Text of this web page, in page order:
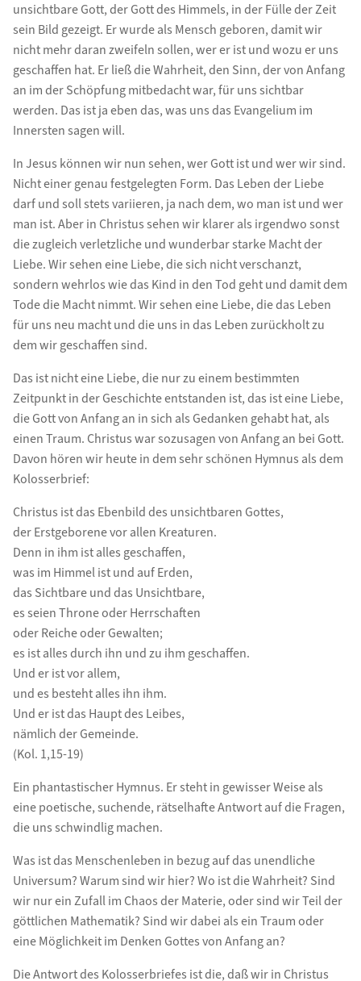
unsichtbare Gott, der Gott des Himmels, in der Fülle der Zeit
sein Bild gezeigt. Er wurde als Mensch geboren, damit wir
nicht mehr daran zweifeln sollen, wer er ist und wozu er uns
geschaffen hat. Er ließ die Wahrheit, den Sinn, der von Anfang
an im der Schöpfung mitbedacht war, für uns sichtbar
werden. Das ist ja eben das, was uns das Evangelium im
Innersten sagen will.
In Jesus können wir nun sehen, wer Gott ist und wer wir sind.
Nicht einer genau festgelegten Form. Das Leben der Liebe
darf und soll stets variieren, ja nach dem, wo man ist und wer
man ist. Aber in Christus sehen wir klarer als irgendwo sonst
die zugleich verletzliche und wunderbar starke Macht der
Liebe. Wir sehen eine Liebe, die sich nicht verschanzt,
sondern wehrlos wie das Kind in den Tod geht und damit dem
Tode die Macht nimmt. Wir sehen eine Liebe, die das Leben
für uns neu macht und die uns in das Leben zurückholt zu
dem wir geschaffen sind.
Das ist nicht eine Liebe, die nur zu einem bestimmten
Zeitpunkt in der Geschichte entstanden ist, das ist eine Liebe,
die Gott von Anfang an in sich als Gedanken gehabt hat, als
einen Traum. Christus war sozusagen von Anfang an bei Gott.
Davon hören wir heute in dem sehr schönen Hymnus als dem
Kolosserbrief:
Christus ist das Ebenbild des unsichtbaren Gottes,
der Erstgeborene vor allen Kreaturen.
Denn in ihm ist alles geschaffen,
was im Himmel ist und auf Erden,
das Sichtbare und das Unsichtbare,
es seien Throne oder Herrschaften
oder Reiche oder Gewalten;
es ist alles durch ihn und zu ihm geschaffen.
Und er ist vor allem,
und es besteht alles ihn ihm.
Und er ist das Haupt des Leibes,
nämlich der Gemeinde.
(Kol. 1,15-19)
Ein phantastischer Hymnus. Er steht in gewisser Weise als
eine poetische, suchende, rätselhafte Antwort auf die Fragen,
die uns schwindlig machen.
Was ist das Menschenleben in bezug auf das unendliche
Universum? Warum sind wir hier? Wo ist die Wahrheit? Sind
wir nur ein Zufall im Chaos der Materie, oder sind wir Teil der
göttli­chen Mathematik? Sind wir dabei als ein Traum oder
eine Möglich­keit im Denken Gottes von Anfang an?
Die Antwort des Kolosserbriefes ist die, daß wir in Christus